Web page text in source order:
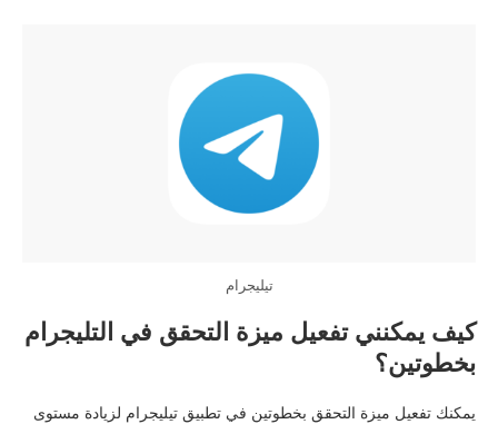
تيليجرام
كيف يمكنني تفعيل ميزة التحقق في التليجرام
بخطوتين؟
يمكنك تفعيل ميزة التحقق بخطوتين في تطبيق تيليجرام لزيادة مستوى